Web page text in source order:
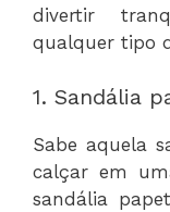
divertir
qualquer tipo
1. Sandália
Sabe aquela
calçar em
sandália